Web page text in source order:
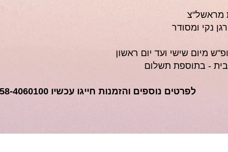
מראשל"צ
נקי ומסודר
מיום שישי ועד יום ראשון
- בתוספת תשלום
לפרטים נוספים והזמנות חייגו עכשיו 058-4060100